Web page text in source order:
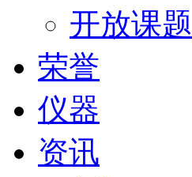
开放课题
荣誉
仪器
资讯